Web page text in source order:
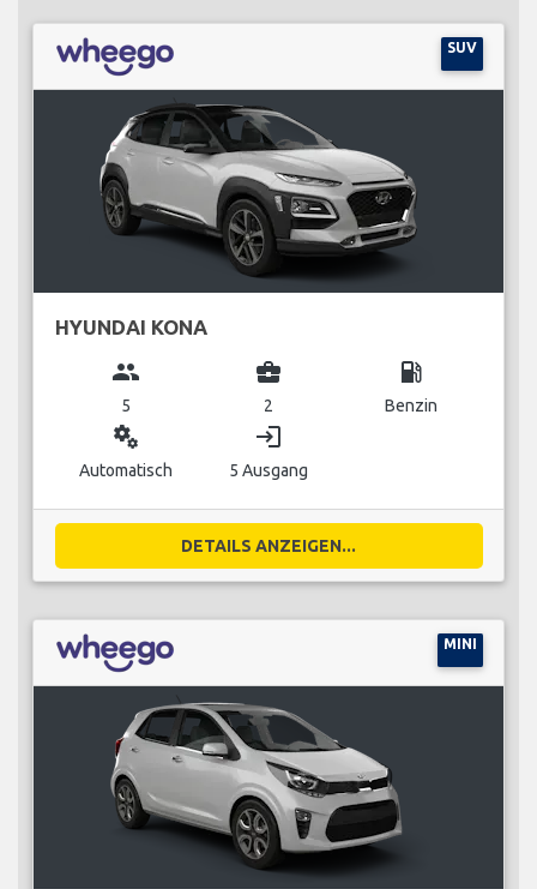
SUV
HYUNDAI KONA
group
5
business_center
2
local_gas_station
Benzin
miscellaneous_services
Automatisch
login
5 Ausgang
DETAILS ANZEIGEN...
MINI